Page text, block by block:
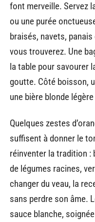
font merveille. Servez
ou une purée
braisés, navets,
vous trouverez. Une
la table pour savourer
goutte. Côté boisson,
une bière blonde
Quelques zestes
suffisent à donner le
réinventer la tradition :
de légumes racines,
changer du veau, la
sans perdre son âme.
sauce blanche,